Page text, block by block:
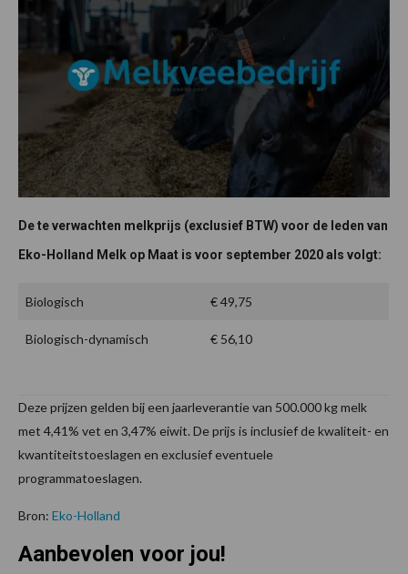
De te verwachten melkprijs (exclusief BTW) voor de leden van
Eko-Holland Melk op Maat is voor september 2020 als volgt:
Biologisch € 49,75
Biologisch-dynamisch € 56,10
Deze prijzen gelden bij een jaarleverantie van 500.000 kg melk
met 4,41% vet en 3,47% eiwit. De prijs is inclusief de kwaliteit- en
kwantiteitstoeslagen en exclusief eventuele
programmatoeslagen.
Bron: Eko-Holland
Aanbevolen voor jou!